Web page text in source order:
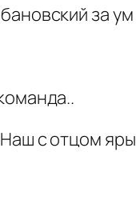
за
с отцом